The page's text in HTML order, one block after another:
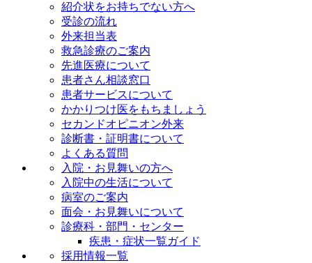
紹介状をお持ちでない方へ
受診の流れ
外来担当表
救急診療のご案内
先進医療について
患者さん相談窓口
患者サービスについて
かかりつけ医をもちましょう
セカンドオピニオン外来
診断書・証明書について
よくある質問
入院・お見舞いの方へ
入院中の生活について
病室のご案内
面会・お見舞いについて
診療科・部門・センター
疾患・症状一覧ガイド
採用情報一覧